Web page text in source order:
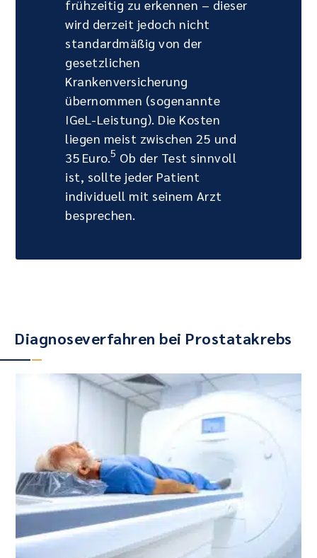
frühzeitig zu erkennen – dieser
wird derzeit jedoch nicht
standardmäßig von der
gesetzlichen
Krankenversicherung
übernommen (sogenannte
IGeL-Leistung). Die Kosten
liegen meist zwischen 25 und
35 Euro.5 Ob der Test sinnvoll
ist, sollte jeder Patient
individuell mit seinem Arzt
besprechen.
Diagnoseverfahren bei Prostatakrebs